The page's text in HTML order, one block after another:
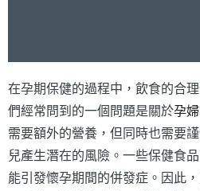
在孕期保健的過程中，飲食的合
們經常問到的一個問題是關於孕
需要額外的營養，但同時也需要
兒產生潛在的風險。一些保健食
能引發懷孕期間的併發症。因此